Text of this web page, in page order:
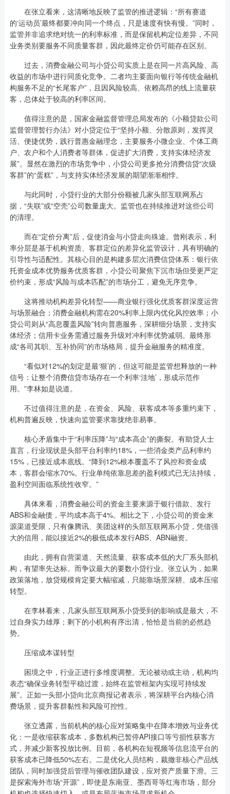
在张立看来，这清晰地反映了监管的推进逻辑：“所有赛道
的‘运动员’最终都要冲向同一个终点，只是速度有快有慢。”同时，
监管并非追求绝对统一的利率标准，而是保留机构定位差异，不同
业务类别要服务不同质量客群，因此最终定价仍可能存在区别。
过去，消费金融公司与小贷公司实质上是在同一片高风险、高
收益的市场中进行同质化竞争。二者均主要面向银行等传统金融机
构服务不足的“长尾客户”，且因风险较高、依赖高昂的线上流量获
客，总体处于较高的利率区间。
值得注意的是，国家金融监督管理总局发布的《小额贷款公司
监督管理暂行办法》对小贷定位于“坚持小额、分散原则，发挥灵
活、便捷优势，践行普惠金融理念，主要服务小微企业、个体工商
户、农户和个人消费者等群体，促进扩大消费，支持实体经济发
展”。显然在激烈的市场竞争中，小贷公司更多抢分消费信贷“次级
客群”的“蛋糕”，与支持实体经济发展的期望渐渐相悖。
与此同时，小贷行业的大部分份额被几家头部互联网系占
据，“失联”或“空壳”公司数量庞大。监管也在持续推进对这些公司
的清理。
而在“定价分离”后，促使消金与小贷走向殊途。曾刚表示，利
率分层是基于机构资质、客群定位的差异化监管设计，具有明确的
引导性与适配性。其核心目的是构建多层次消费信贷体系：银行依
托资金成本优势服务优质客群，小贷公司聚焦下沉市场但受更严定
价约束，形成“风险与成本匹配”的市场分工，避免无序竞争。
这将推动机构差异化转型——商业银行强化优质客群深度运营
与场景融合；消费金融机构需在20%利率上限内优化风控效率；小
贷公司则从“高息覆盖风险”转向普惠服务，深耕细分场景，支持实
体经济；信用卡业务需通过服务升级对冲利率优势减弱。最终形
成“各司其职、互补协同”的市场格局，提升金融服务的精准度。
“看似对12%的划定是最‘狠’的，但这可能是监管想释放的一种
信号：让整个消费信贷市场存在一个利率‘洼地’，形成示范作
用。”李林如是说道。
不过值得注意的是，在资金、风险、获客成本等多重约束下，
机构普遍反映，快速向监管要求靠拢绝非易事。
核心矛盾集中于“利率压降”与“成本高企”的撕裂。有助贷人士
直言，行业现状是头部平台利率约18%，一些消金类产品利率约
15%，已接近成本底线。“降到12%根本覆盖不了风控和资金成
本，客群会缩水70%。行业单纯依靠息差的盈利模式已无法持续，
盈利空间面临系统性收窄。”
具体来看，消费金融公司的资金主要来源于银行借款、发行
ABS和金融债，平均成本高于4%。相比之下，小贷公司的资金来
源渠道受限，只有像腾讯、美团这样的头部互联网系小贷，凭借强
大的信用，能以接近2%的极低成本发行ABS、ABN融资。
由此，拥有自营渠道、天然流量、获客成本低的大厂系头部机
构，有望率先达标。而争议最大的要数小贷行业。张立认为，如果
政策落地，放贷规模肯定要大幅缩减，只能靠场景深耕、成本压缩
转型。
在李林看来，几家头部互联网系小贷受到的影响或是最大，不
过自身实力雄厚；剩下的小机构有序出清，恰恰是当前的必然趋
势。
压缩成本谋转型
困境之中，行业正进行多维度调整。无论被动或主动，机构均
表态“确保业务转型平稳过渡，始终在监管框架内实现可持续发
展”。正如一头部小贷向北京商报记者表示，将深耕平台内核心消
费场景，提升客群黏性和风险可控性。
张立透露，当前机构的核心应对策略集中在降本增效与业务优
化：一是收缩获客成本，多数机构已暂停API接口等亏损性获客方
式，并减少新客投放比例。目前，各机构在短视频等信息流平台的
获客成本已降低50%左右。二是优化人员结构，裁撤非核心产品线
团队，同时加强贷后管理与催收团队建设，应对资产质量下滑。三
是探索海外市场“开源”，即使是东南亚、墨西哥等红海市场，部分